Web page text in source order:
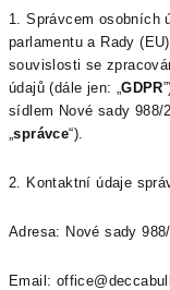
1. Správcem osobních
parlamentu a Rady
souvislosti se
údajů (dále jen: „GDPR
sídlem Nové sady
„správce“).
2. Kontaktní údaje
Adresa: Nové sady
Email: